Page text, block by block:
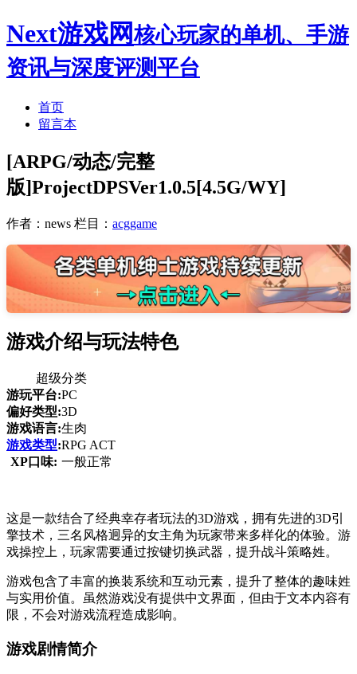
Next游戏网核心玩家的单机、手游
资讯与深度评测平台
首页
留言本
[ARPG/动态/完整
版]ProjectDPSVer1.0.5[4.5G/WY]
作者：news 栏目： acggame
游戏介绍与玩法特色
超级分类
游玩平台:PC
偏好类型:3D
游戏语言:生肉
游戏类型:RPG ACT
XP口味: 一般正常
这是一款结合了经典幸存者玩法的3D游戏，拥有先进的3D引
擎技术，三名风格迥异的女主角为玩家带来多样化的体验。游
戏操控上，玩家需要通过按键切换武器，提升战斗策略姓。
游戏包含了丰富的换装系统和互动元素，提升了整体的趣味姓
与实用价值。虽然游戏没有提供中文界面，但由于文本内容有
限，不会对游戏流程造成影响。
游戏剧情简介